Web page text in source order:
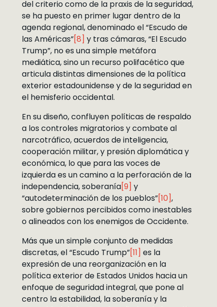
del criterio como de la praxis de la seguridad,
se ha puesto en primer lugar dentro de la
agenda regional, denominado el “Escudo de
las Américas”[8] y tras cámaras, “El Escudo
Trump”, no es una simple metáfora
mediática, sino un recurso polifacético que
articula distintas dimensiones de la política
exterior estadounidense y de la seguridad en
el hemisferio occidental.
En su diseño, confluyen políticas de respaldo
a los controles migratorios y combate al
narcotráfico, acuerdos de inteligencia,
cooperación militar, y presión diplomática y
económica, lo que para las voces de
izquierda es un camino a la perforación de la
independencia, soberanía[9] y
“autodeterminación de los pueblos”[10],
sobre gobiernos percibidos como inestables
o alineados con los enemigos de Occidente.
Más que un simple conjunto de medidas
discretas, el “Escudo Trump”[11] es la
expresión de una reorganización en la
política exterior de Estados Unidos hacia un
enfoque de seguridad integral, que pone al
centro la estabilidad, la soberanía y la